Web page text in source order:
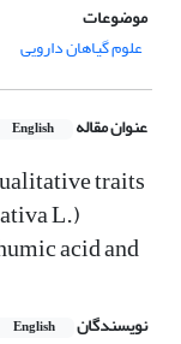
موضوعات
علوم گیاهان دارویی
عنوان مقاله English
traits
L.)
acid and
نویسندگان English